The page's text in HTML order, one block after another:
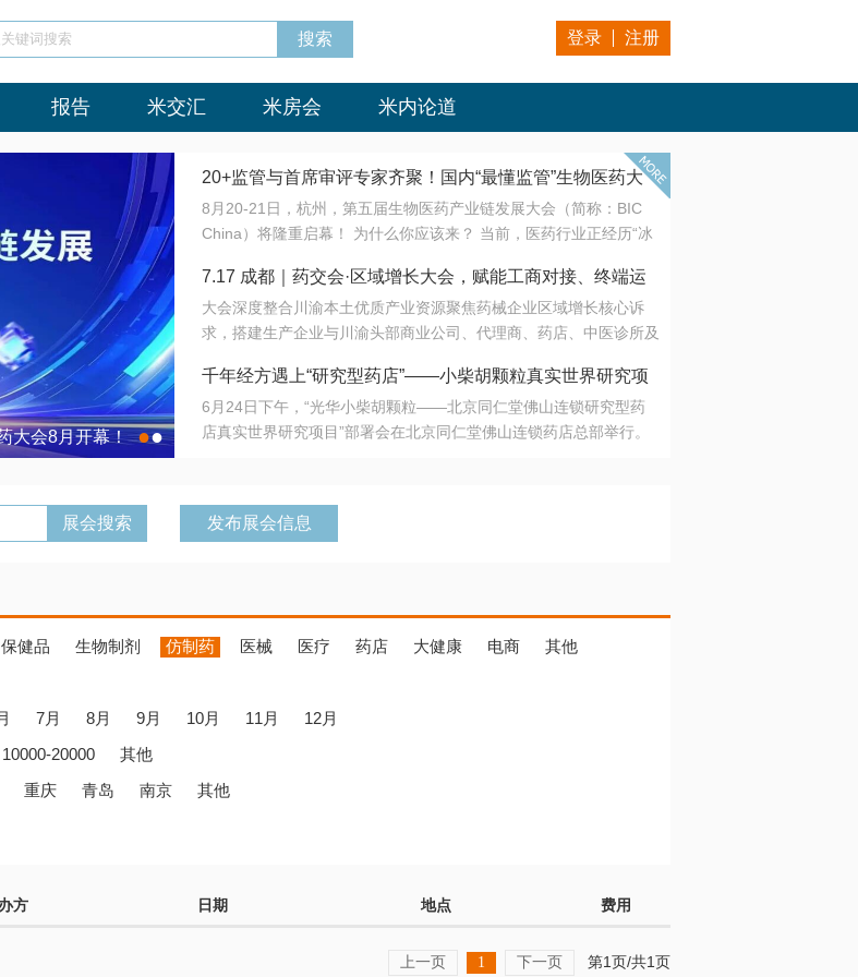
键词搜索 登录 注册
报告 米交汇 米房会 米内论道
大会8月开幕！ 7.17 成都｜药交会·区域增长大会，赋能工商对接、终端运营
●●
20+监管与首席审评专家齐聚！国内“最懂监管”生物医药大
会8月开幕！
8月20-21日，杭州，第五届生物医药产业链发展大会（简称：BIC
China）将隆重启幕！ 为什么你应该来？ 当前，医药行业正经历“冰
法正重新定义研发效率；另一端是创新药“最后一公里”的支付与入院
难题，呼唤更成熟的产业生态。 同质化“内卷”已无出路，全产业链协
同与出海能力建设才是破局关键。 本届大会以 “重构生态，定义未
算力突围；从中药创新、复杂药物制剂、CGT、多肽与小核酸的技
术攻坚，到CDMO的柔性智造。 我们致力于打破壁垒，让“实验
室”与“生产线”、“研发端”与“支付端”深度对话，更让监管、产业、资
7.17 成都｜药交会·区域增长大会，赋能工商对接、终端运
营
大会深度整合川渝本土优质产业资源聚焦药械企业区域增长核心诉
求，搭建生产企业与川渝头部商业公司、代理商、药店、中医诊所及
域增量份额夯实西南市场战略布局
千年经方遇上“研究型药店”——小柴胡颗粒真实世界研究项
目在北京同仁堂佛山连锁启动
6月24日下午，“光华小柴胡颗粒——北京同仁堂佛山连锁研究型药
店真实世界研究项目”部署会在北京同仁堂佛山连锁药店总部举行。
发布展会信息
保健品 生物制剂 仿制药 医械 医疗 药店 大健康 电商
其他
7月 8月 9月 10月 11月
12月
10000-20000
其他
重庆 青岛 南京
其他
方 日期 地点 费用
上一页 1 下一页 第1页/共1页